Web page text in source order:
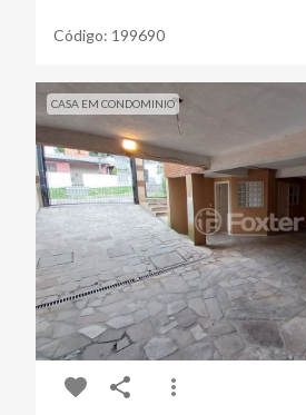
Código: 199690
CASA EM CONDOMINIO